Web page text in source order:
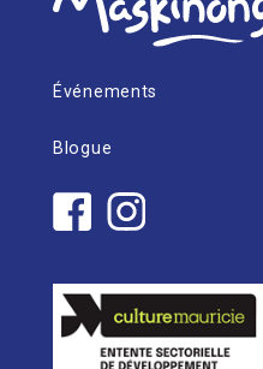
Événements
Blogue